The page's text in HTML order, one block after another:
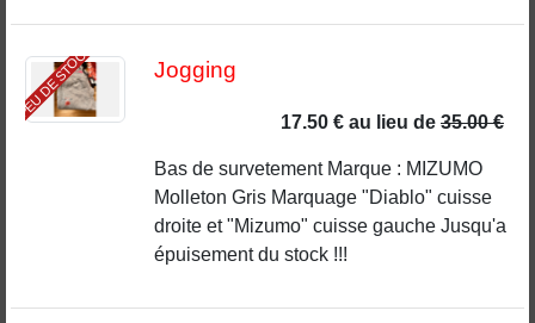
PEU DE STOCK Jogging
17.50 € au lieu de 35.00 €
Bas de survetement Marque : MIZUMO
Molleton Gris Marquage "Diablo" cuisse
droite et "Mizumo" cuisse gauche Jusqu'a
épuisement du stock !!!